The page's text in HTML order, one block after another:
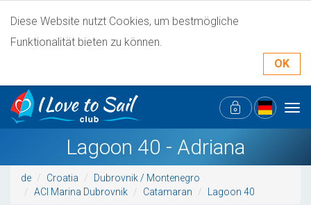
Diese Website nutzt Cookies, um bestmögliche
Funktionalität bieten zu können.
OK
Lagoon 40 - Adriana
de Croatia
Dubrovnik / Montenegro
ACI Marina Dubrovnik
Catamaran Lagoon 40